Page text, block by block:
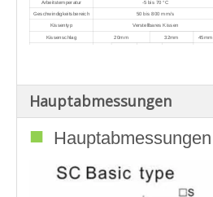
Arbeitstemperatur -5 bis 70 °C
Geschwindigkeitsbereich 50 bis 800 mm/s
Kissentyp Verstellbares Kissen
Kissenschlag 20mm 32mm 45mm
Hauptabmessungen
■ Hauptabmessungen